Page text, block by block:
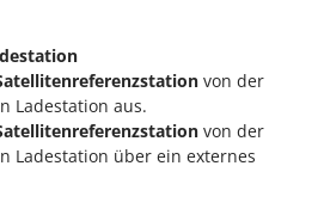
von der
Ladestation aus.
von der
Ladestation über ein externes